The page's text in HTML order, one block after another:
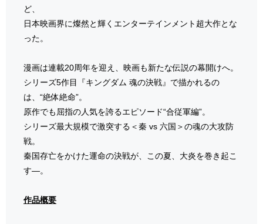
ど、
日本映画界に燦然と輝くエンターテインメント超大作とな
った。
漫画は連載20周年を迎え、映画も新たな伝説の幕開けへ。
シリーズ5作目『キングダム 魂の決戦』で描かれるの
は、“絶体絶命”。
原作でも屈指の人気を誇るエピソード“合従軍編”。
シリーズ最大規模で激突する＜秦 vs 六国＞の魂の大攻防
戦。
秦国存亡をかけた運命の決戦が、この夏、大炎を巻き起こ
す―。
作品概要